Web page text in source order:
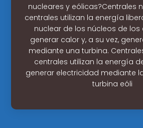
nucleares y eólicas?Centrales
centrales utilizan la energía
nuclear de los núcleos de
generar calor y, a su vez,
mediante una turbina.
centrales utilizan la energía
generar electricidad mediante
turbina eóli